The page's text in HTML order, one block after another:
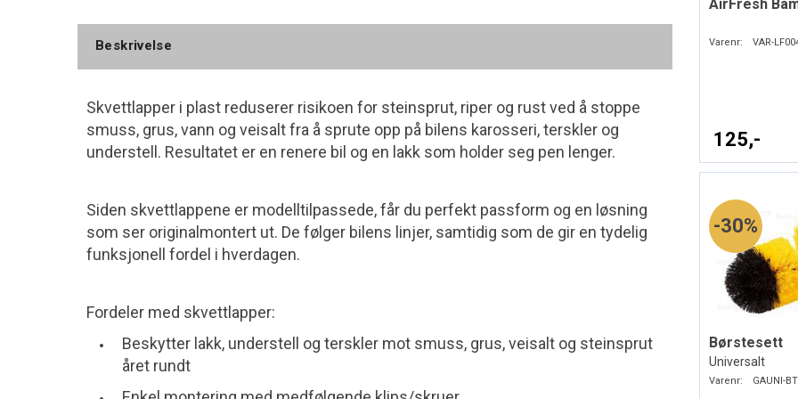
Beskrivelse
Skvettlapper i plast reduserer risikoen for steinsprut, riper og rust ved å stoppe
smuss, grus, vann og veisalt fra å sprute opp på bilens karosseri, terskler og
understell. Resultatet er en renere bil og en lakk som holder seg pen lenger.
Siden skvettlappene er modelltilpassede, får du perfekt passform og en løsning
som ser originalmontert ut. De følger bilens linjer, samtidig som de gir en tydelig
funksjonell fordel i hverdagen.
Fordeler med skvettlapper:
Beskytter lakk, understell og terskler mot smuss, grus, veisalt og steinsprut
året rundt
AirFresh
Varenr: VAR-
125,-
30%
Børstesett
Universalt
Varenr: GAUNI-